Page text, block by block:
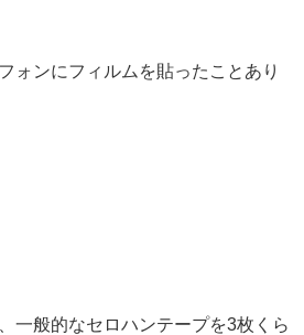
ォンにフィルムを貼ったことあり
一般的なセロハンテープを3枚くら